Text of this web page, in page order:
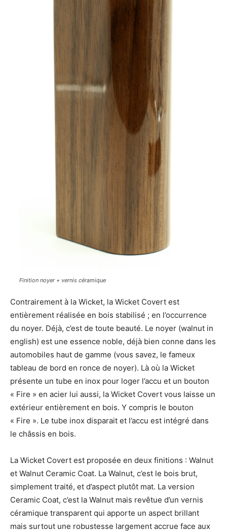
Finition noyer + vernis céramique
Contrairement à la Wicket, la Wicket Covert est
entièrement réalisée en bois stabilisé ; en l’occurrence
du noyer. Déjà, c’est de toute beauté. Le noyer (walnut in
english) est une essence noble, déjà bien conne dans les
automobiles haut de gamme (vous savez, le fameux
tableau de bord en ronce de noyer). Là où la Wicket
présente un tube en inox pour loger l’accu et un bouton
« Fire » en acier lui aussi, la Wicket Covert vous laisse un
extérieur entièrement en bois. Y compris le bouton
« Fire ». Le tube inox disparait et l’accu est intégré dans
le châssis en bois.
La Wicket Covert est proposée en deux finitions : Walnut
et Walnut Ceramic Coat. La Walnut, c’est le bois brut,
simplement traité, et d’aspect plutôt mat. La version
Ceramic Coat, c’est la Walnut mais revêtue d’un vernis
céramique transparent qui apporte un aspect brillant
mais surtout une robustesse largement accrue face aux